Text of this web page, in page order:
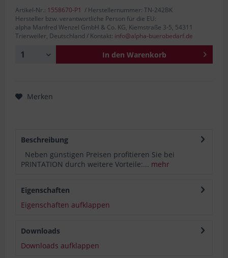
Artikel-Nr.: 1558670-P1 / Herstellernummer: TN-242BK
Hersteller bzw. verantwortliche Person für die EU:
alpha Manfred Wenzel GmbH & Co. KG, Kiemstraße 3-5, 54311
Trierweiler, Deutschland / Kontakt: info@alpha-buerobedarf.de
In den Warenkorb
Merken
Beschreibung
Neben günstigen Preisen profitieren Sie bei
PRINTATION durch weitere Vorteile:... mehr
Eigenschaften
Eigenschaften aufklappen
Downloads
Downloads aufklappen